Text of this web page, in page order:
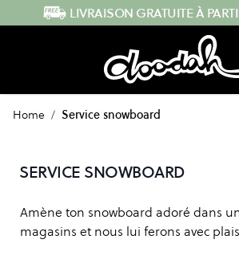
Skip to ContentLIVRAISON GRATUITE À
Home / Service snowboard
SERVICE SNOWBOARD
Amène ton snowboard adoré dans
magasins et nous lui ferons avec